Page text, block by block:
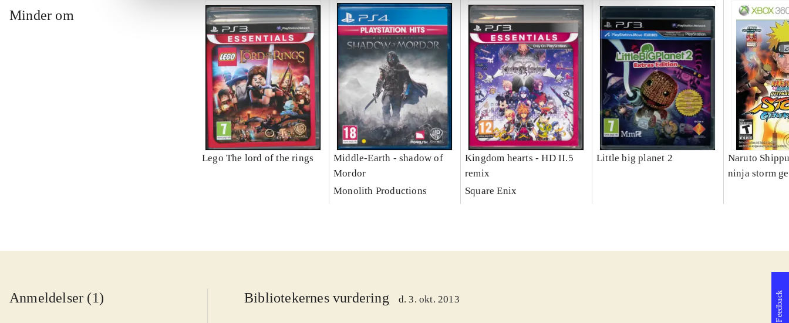
Minder om
Lego The lord of the rings
Middle-Earth - shadow of
Mordor
Monolith Productions
Kingdom hearts - HD II.5
remix
Square Enix
Little big planet 2
Naruto
ninja storm
Anmeldelser (1) Bibliotekernes vurdering d. 3. okt. 2013 Feedback